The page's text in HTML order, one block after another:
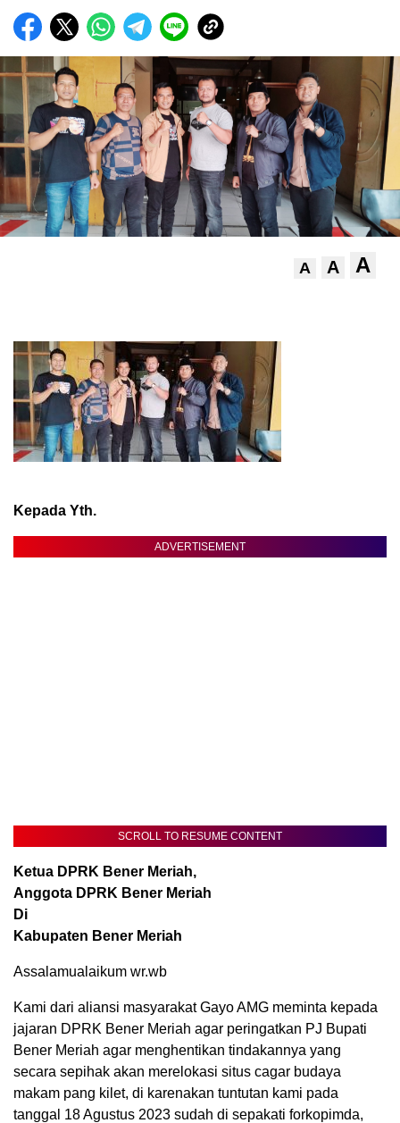
A A A
Kepada Yth.
ADVERTISEMENT
SCROLL TO RESUME CONTENT
Ketua DPRK Bener Meriah,
Anggota DPRK Bener Meriah
Di
Kabupaten Bener Meriah
Assalamualaikum wr.wb
Kami dari aliansi masyarakat Gayo AMG meminta kepada
jajaran DPRK Bener Meriah agar peringatkan PJ Bupati
Bener Meriah agar menghentikan tindakannya yang
secara sepihak akan merelokasi situs cagar budaya
makam pang kilet, di karenakan tuntutan kami pada
tanggal 18 Agustus 2023 sudah di sepakati forkopimda,